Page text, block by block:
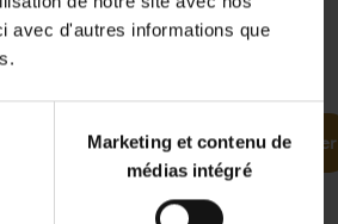
avec d'autres informations que
Marketing et contenu de
médias intégré
-
Ajouter au panier